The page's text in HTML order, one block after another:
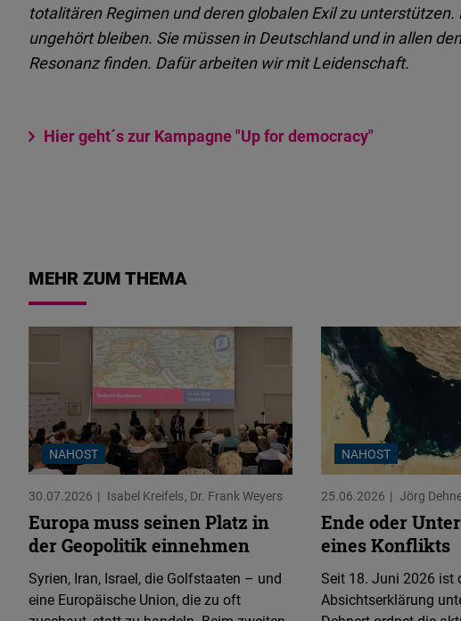
totalitären Regimen und deren globalen Exil zu
ungehört bleiben. Sie müssen in Deutschland und in allen
Resonanz finden. Dafür arbeiten wir mit Leidenschaft.
Hier geht´s zur Kampagne "Up for democracy"
MEHR ZUM THEMA
NAHOST
30.07.2026 Isabel Kreifels Dr. Frank Weyers
Europa muss seinen Platz in
der Geopolitik einnehmen
Syrien, Iran, Israel, die Golfstaaten – und
eine Europäische Union, die zu oft
NAHOST
25.06.2026 Jörg
Ende oder
eines Konflikts
Seit 18. Juni 2026 ist
Absichtserklärung